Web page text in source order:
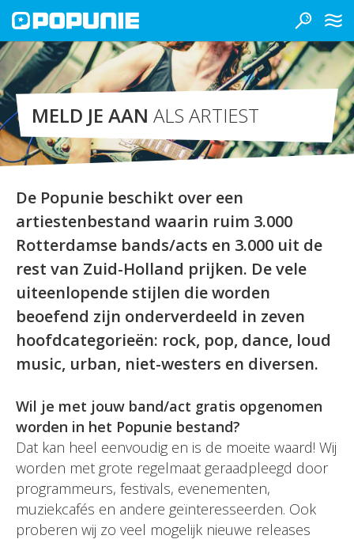
MELD JE AAN ALS ARTIEST
De Popunie beschikt over een
artiestenbestand waarin ruim 3.000
Rotterdamse bands/acts en 3.000 uit de
rest van Zuid-Holland prijken. De vele
uiteenlopende stijlen die worden
beoefend zijn onderverdeeld in zeven
hoofdcategorieën: rock, pop, dance, loud
music, urban, niet-westers en diversen.
Wil je met jouw band/act gratis opgenomen
worden in het Popunie bestand?
Dat kan heel eenvoudig en is de moeite waard! Wij
worden met grote regelmaat geraadpleegd door
programmeurs, festivals, evenementen,
muziekcafés en andere geïnteresseerden. Ook
proberen wij zo veel mogelijk nieuwe releases